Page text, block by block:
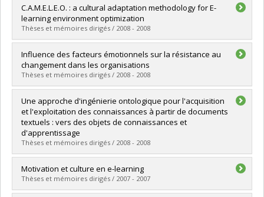
Graduate :Chaffar, Soumaya
Cycle :Doctoral
Grade :Ph. D.
Lien vers le document dans Papyrus
C.A.M.E.L.E.O. : a cultural adaptation methodology for E-
learning environment optimization
Thèses et mémoires dirigés / 2008 - 2008
Graduate :Razaki, Ryad Adebola
Cycle :Master's
Grade :M. Sc.
Lien vers le document dans Papyrus
Influence des facteurs émotionnels sur la résistance au
changement dans les organisations
Thèses et mémoires dirigés / 2008 - 2008
Graduate :Menezes, Ilusca Lima Lopes de
Cycle :Master's
Grade : M. Sc.
Lien vers le document dans Papyrus
Une approche d'ingénierie ontologique pour l'acquisition
et l'exploitation des connaissances à partir de documents
textuels : vers des objets de connaissances et
d'apprentissage
Thèses et mémoires dirigés / 2008 - 2008
Graduate :Zouaq, Amal
Cycle : Doctoral
Grade :Ph. D.
Motivation et culture en e-learning
Thèses et mémoires dirigés / 2007 - 2007